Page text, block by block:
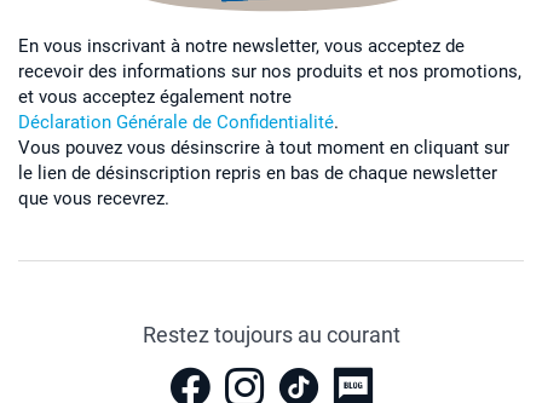
En vous inscrivant à notre newsletter, vous acceptez de
recevoir des informations sur nos produits et nos promotions,
et vous acceptez également notre
Déclaration Générale de Confidentialité.
Vous pouvez vous désinscrire à tout moment en cliquant sur
le lien de désinscription repris en bas de chaque newsletter
que vous recevrez.
Restez toujours au courant